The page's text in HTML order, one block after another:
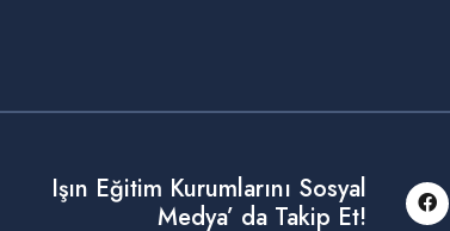
Işın Eğitim Kurumlarını Sosyal
Medya’ da Takip Et!